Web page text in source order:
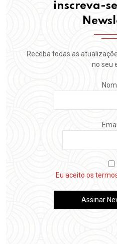
inscreva-
Receba todas as
no seu
Eu aceito os